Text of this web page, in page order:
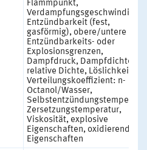
Flammpunkt,
Entzündbarkeit (fest,
gasförmig), obere/untere
Entzündbarkeits- oder
Explosionsgrenzen,
Dampfdruck, Dampfdichte,
relative Dichte,
Verteilungskoeffizient: n-
Octanol/Wasser,
Zersetzungstemperatur,
Viskosität, explosive
Eigenschaften, oxidierende
Eigenschaften